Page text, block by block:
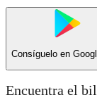
Consíguelo en
Encuentra el